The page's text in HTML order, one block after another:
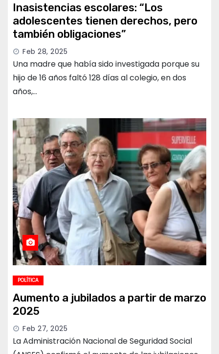
Inasistencias escolares: “Los
adolescentes tienen derechos, pero
también obligaciones”
Feb 28, 2025
Una madre que había sido investigada porque su
hijo de 16 años faltó 128 días al colegio, en dos
años,…
POLÍTICA
Aumento a jubilados a partir de marzo
2025
Feb 27, 2025
La Administración Nacional de Seguridad Social